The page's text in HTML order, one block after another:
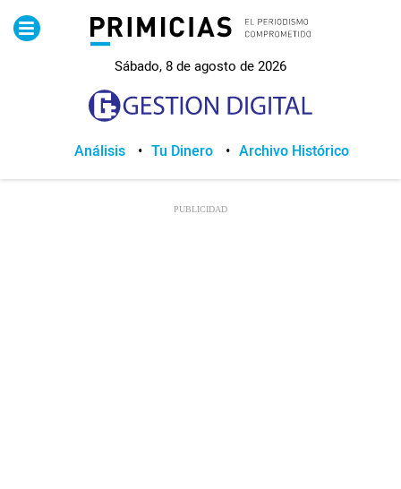
Sábado, 8 de agosto de 2026
Lo Último
Política
Análisis Tu Dinero Archivo Histórico